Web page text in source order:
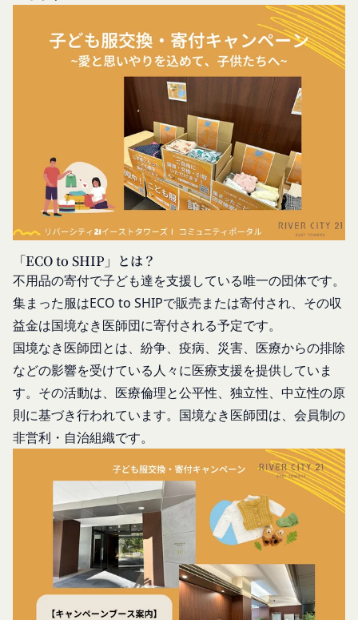
「ECO to SHIP」とは？
不用品の寄付で子ども達を支援している唯一の団体です。
集まった服はECO to SHIPで販売または寄付され、その収
益金は国境なき医師団に寄付される予定です。
国境なき医師団とは、紛争、疫病、災害、医療からの排除
などの影響を受けている人々に医療支援を提供していま
す。その活動は、医療倫理と公平性、独立性、中立性の原
則に基づき行われています。国境なき医師団は、会員制の
非営利・自治組織です。
ービスご利用状況、他の利用者との交流に関する情
報も取得することがあります。
外部サービスとの連携により取得する情報
外部サービスでお客様が利用するIDおよびその他
外部サービスのプライバシー設定によりお客様が提
携先に開示を認めた情報を取得することがありま
取得した個人情報等の利用目的
当社は、お客様からご提供いただいたお客様情報
を、当社各サービスの利用規約において定める利用
目的の範囲内で利用します。
Cookie（クッキー）について
当社は、お客様にとってより使いやすく、より価値
ある情報を提供するためにCookie(以下「クッキ
ー」といいます。これに類似の技術を含みます。)
を使用することがあります。
クッキーは、ウェブサイトを利用されたときにご利
用のパソコンや携帯端末に一時的にデータを保存さ
せるもので、これを利用することにより当社のサー
バに、当社サイト内におけるお客様の行動履歴(ア
クセスしたURL、コンテンツ、参照順序等)や、年
齢や性別、職業、居住地域、位置情報等個人が特定
できない属性情報(それらの組み合わせによっても
個人が特定できないもの)を取得することがありま
す。
お客様がご自身に関する情報の取得を望まれない場
合は、ブラウザや携帯端末の設定により、クッキー
の受け取りを拒否することも可能です。なお、クッ
キーの受け取りを拒否された場合、当社のサービス
の一部がご利用できなくなることがあります。
別するために用いられる符号をいいます。
「提携パートナー」
当社との間で締結する契約に基づき、本サービスと
提携するサービス（以下「提携サービス」といいま
す。）を提供し、又はその運営を行う者をいいま
第2条（総則・適用範囲）
本規約は、会員と当社間において本サービスの利用
に関し適用され、登録手続き完了後の本サービスの
提供条件及び当社と会員との権利義務関係を定める
ものです。
当社が、当社ウェブサイト上に本サービスに関する
個別規定や追加規定を掲載する場合、又は第11条
に定める方法により本サービスに関するルール等を
発信する場合、それらは本規約の一部を構成するも
のとし、個別規定、追加規定又はルール等が本規約
と抵触する場合には、当該個別規定、追加規定又は
ルール等が優先されるものとします。
当社は、本規約を変更する必要が生じた場合には、
会員の明示の承諾を得ることなく、本規約を変更す
ることができるものとします。
前項による本規約の変更をするときは、その効力発
生日を定め、かつ、本規約を変更する旨及び変更後
の本規約の内容並びにその効力発生日を、会員に対
し、本規約変更の効力発生日前に、第11条に定め
る方法により通知するものとします。ただし、文言
の修正等、会員に不利益を与えるものではない軽微
な変更の場合には、当該通知を省略することができ
ます。
本規約変更の効力発生日後に本サービスの利用を行